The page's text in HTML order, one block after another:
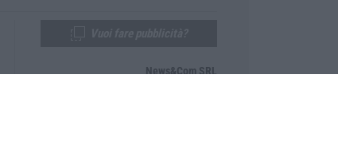
News&Com SRL